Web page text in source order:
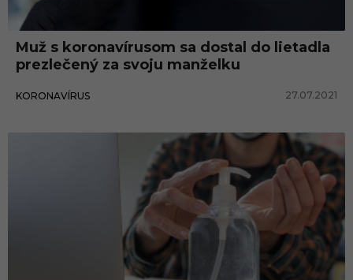
a
v
r
u
Muž s koronavírusom sa dostal do lietadla
prezlečený za svoju manželku
KORONAVÍRUS 27.07.2021